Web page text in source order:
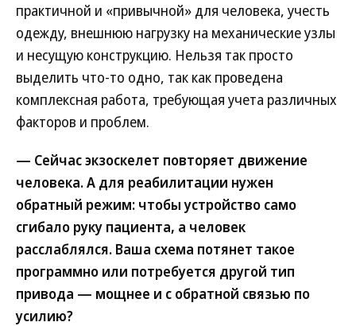
практичной и «привычной» для человека, учесть
одежду, внешнюю нагрузку на механические узлы
и несущую конструкцию. Нельзя так просто
выделить что-то одно, так как проведена
комплексная работа, требующая учета различных
факторов и проблем.
— Сейчас экзоскелет повторяет движение
человека. А для реабилитации нужен
обратный режим: чтобы устройство само
сгибало руку пациента, а человек
расслаблялся. Ваша схема потянет такое
программно или потребуется другой тип
привода — мощнее и с обратной связью по
усилию?